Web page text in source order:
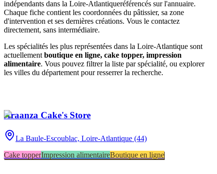
indépendants dans la Loire-Atlantiqueréférencés sur l'annuaire.
Chaque fiche contient les coordonnées du pâtissier, sa zone
d'intervention et ses dernières créations. Vous le contactez
directement, sans intermédiaire.
Les spécialités les plus représentées dans la Loire-Atlantique sont
actuellement boutique en ligne, cake topper, impression
alimentaire. Vous pouvez filtrer la liste par spécialité, ou explorer
les villes du département pour resserrer la recherche.
Araanza Cake's Store
La Baule-Escoublac, Loire-Atlantique (44)
Cake topperImpression alimentaireBoutique en ligne